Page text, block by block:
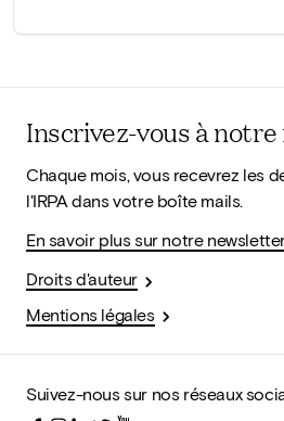
Inscrivez-vous à
Chaque mois, vous recevrez les
l'IRPA dans votre boîte mails.
En savoir plus sur notre
Droits d'auteur
Mentions légales
Suivez-nous sur nos réseaux